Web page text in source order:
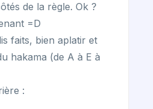
de la règle. Ok ?
=D
faits, bien aplatir et
hakama (de A à E à
: